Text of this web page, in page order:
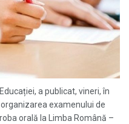
a publicat, vineri, în
examenului de
orală la Limba Română –